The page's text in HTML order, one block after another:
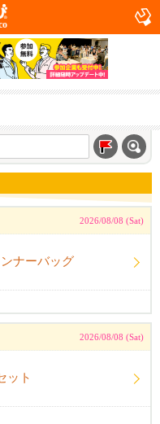
2026/08/08 (Sat)
ナーバッグ
2026/08/08 (Sat)
ット